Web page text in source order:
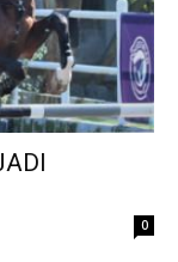
0